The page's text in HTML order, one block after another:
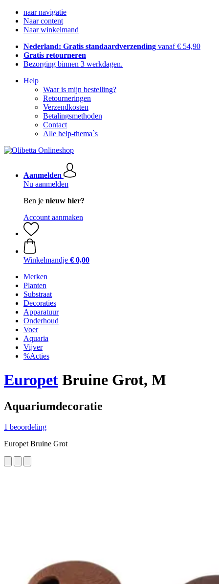
naar navigatie
Naar content
Naar winkelmand
Nederland: Gratis standaardverzending vanaf € 54,90
Gratis retourneren
Bezorging binnen 3 werkdagen.
Help
Waar is mijn bestelling?
Retourneringen
Verzendkosten
Betalingsmethoden
Contact
Alle help-thema`s
Aanmelden
Nu aanmelden
Ben je nieuw hier?
Account aanmaken
Winkelmandje € 0,00
Merken
Planten
Substraat
Decoraties
Apparatuur
Onderhoud
Voer
Aquaria
Vijver
%Acties
Europet Bruine Grot, M
Aquariumdecoratie
1 beoordeling
Europet Bruine Grot